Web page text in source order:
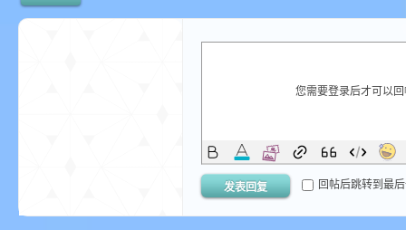
您需要登录后才可以
发表回复 回帖后跳转到最